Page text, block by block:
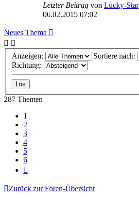
Letzter Beitrag von Lucky-Star
06.02.2015 07:02
Neues Thema
Anzeigen:
Sortiere nach:
Richtung:
287 Themen
1
2
3
4
5
6
Zurück zur Foren-Übersicht